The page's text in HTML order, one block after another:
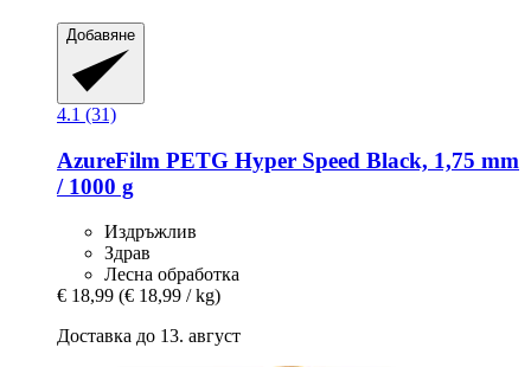
Добавяне
4.1 (31)
AzureFilm PETG Hyper Speed Black, 1,75 mm
/ 1000 g
Издръжлив
Здрав
Лесна обработка
€ 18,99 (€ 18,99 / kg)
Доставка до 13. август